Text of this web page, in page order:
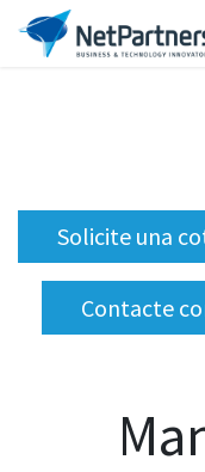
Solicite una
Contacte